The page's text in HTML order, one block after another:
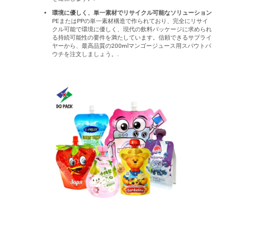
環境に優しく、単一素材でリサイクル可能なソリューション
PEまたはPPの単一素材構造で作られており、完全にリサイ
クル可能で環境に優しく、現代の飲料パッケージに求められ
る持続可能性の要件を満たしています。信頼できるサプライ
ヤーから、最高品質の200mlマンゴージュース用スパウトパ
ウチを注文しましょう。.